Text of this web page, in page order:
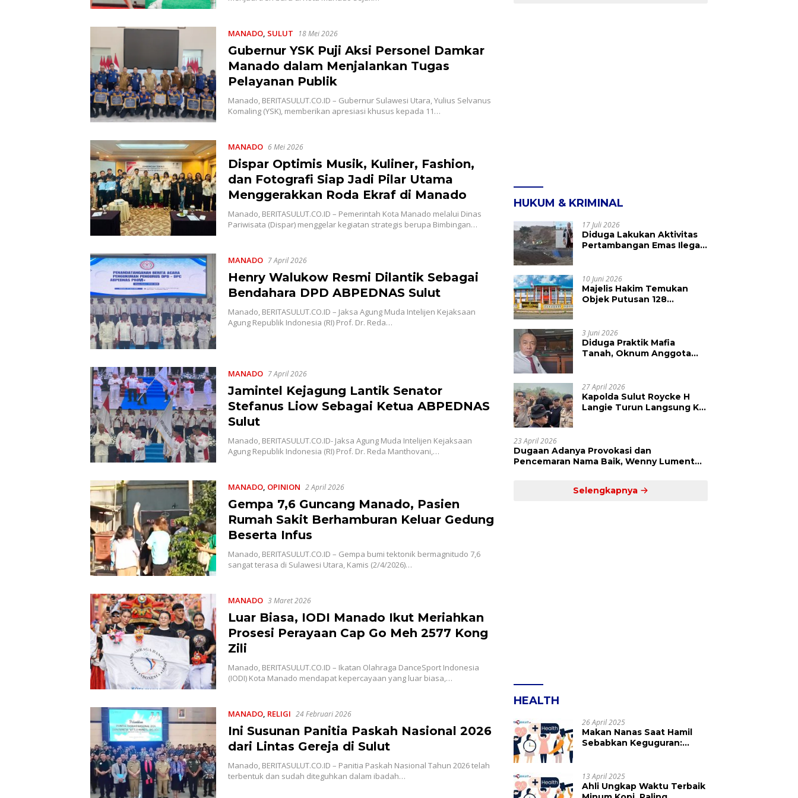
MANADO, SULUT 18 Mei 2026
Gubernur YSK Puji Aksi Personel Damkar
Manado dalam Menjalankan Tugas
Pelayanan Publik
Manado, BERITASULUT.CO.ID – Gubernur Sulawesi Utara, Yulius Selvanus
Komaling (YSK), memberikan apresiasi khusus kepada 11…
MANADO 6 Mei 2026
Dispar Optimis Musik, Kuliner, Fashion,
dan Fotografi Siap Jadi Pilar Utama
Menggerakkan Roda Ekraf di Manado
Manado, BERITASULUT.CO.ID – Pemerintah Kota Manado melalui Dinas
Pariwisata (Dispar) menggelar kegiatan strategis berupa Bimbingan…
MANADO 7 April 2026
Henry Walukow Resmi Dilantik Sebagai
Bendahara DPD ABPEDNAS Sulut
Manado, BERITASULUT.CO.ID – Jaksa Agung Muda Intelijen Kejaksaan
Agung Republik Indonesia (RI) Prof. Dr. Reda…
MANADO 7 April 2026
Jamintel Kejagung Lantik Senator
Stefanus Liow Sebagai Ketua ABPEDNAS
Sulut
Manado, BERITASULUT.CO.ID- Jaksa Agung Muda Intelijen Kejaksaan
Agung Republik Indonesia (RI) Prof. Dr. Reda Manthovani,…
MANADO, OPINION 2 April 2026
Gempa 7,6 Guncang Manado, Pasien
Rumah Sakit Berhamburan Keluar Gedung
Beserta Infus
Manado, BERITASULUT.CO.ID – Gempa bumi tektonik bermagnitudo 7,6
sangat terasa di Sulawesi Utara, Kamis (2/4/2026)…
MANADO 3 Maret 2026
Luar Biasa, IODI Manado Ikut Meriahkan
Prosesi Perayaan Cap Go Meh 2577 Kong
Zili
Manado, BERITASULUT.CO.ID – Ikatan Olahraga DanceSport Indonesia
(IODI) Kota Manado mendapat kepercayaan yang luar biasa,…
MANADO, RELIGI 24 Februari 2026
Ini Susunan Panitia Paskah Nasional 2026
dari Lintas Gereja di Sulut
Manado, BERITASULUT.CO.ID – Panitia Paskah Nasional Tahun 2026 telah
terbentuk dan sudah diteguhkan dalam ibadah…
HUKUM & KRIMINAL
17 Juli 2026
Diduga Lakukan Aktivitas
Pertambangan Emas Ilegal
Tangkap Vinni Sondakh
10 Juni 2026
Majelis Hakim Temukan
Objek Putusan 128
Atas Putusan PN Tondano
3 Juni 2026
Diduga Praktik Mafia
Tanah, Oknum Anggota
27 April 2026
Kapolda Sulut Roycke H
Langie Turun Langsung Ke
23 April 2026
Dugaan Adanya Provokasi dan
Pencemaran Nama Baik, Wenny Lumentut
Selengkapnya
HEALTH
26 April 2025
Makan Nanas Saat Hamil
Sebabkan Keguguran:
13 April 2025
Ahli Ungkap Waktu Terbaik